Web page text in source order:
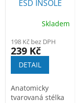
ESD INSOLE
Skladem
198 Kč bez DPH
239 Kč
DETAIL
Anatomicky
tvarovaná stélka